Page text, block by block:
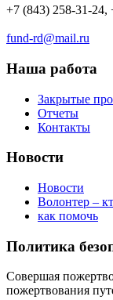
+7 (843) 258-31-24,
fund-rd@mail.ru
Наша работа
Закрытые
Отчеты
Контакты
Новости
Новости
Волонтер –
как помочь
Политика
Совершая
пожертвования